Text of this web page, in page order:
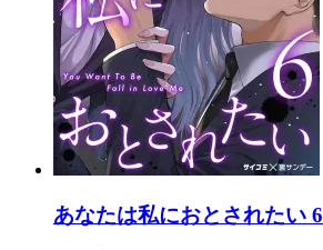
あなたは私におとされたい 6